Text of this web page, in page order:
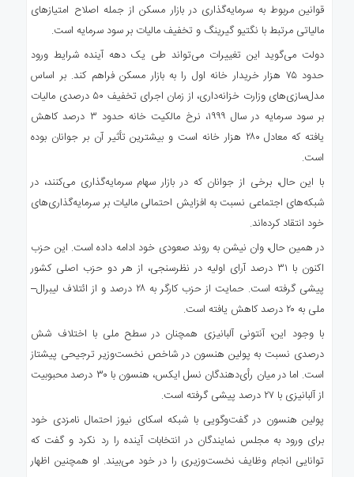
قوانین مربوط به سرمایه‌گذاری در بازار مسکن از جمله اصلاح امتیازهای
مالیاتی مرتبط با نگتیو گیرینگ و تخفیف مالیات بر سود سرمایه است.
دولت می‌گوید این تغییرات می‌تواند طی یک دهه آینده شرایط ورود
حدود ۷۵ هزار خریدار خانه اول را به بازار مسکن فراهم کند. بر اساس
مدل‌سازی‌های وزارت خزانه‌داری، از زمان اجرای تخفیف ۵۰ درصدی مالیات
بر سود سرمایه در سال ۱۹۹۹، نرخ مالکیت خانه حدود ۳ درصد کاهش
یافته که معادل ۲۸۰ هزار خانه است و بیشترین تأثیر آن بر جوانان بوده
است.
با این حال، برخی از جوانان که در بازار سهام سرمایه‌گذاری می‌کنند، در
شبکه‌های اجتماعی نسبت به افزایش احتمالی مالیات بر سرمایه‌گذاری‌های
خود انتقاد کرده‌اند.
در همین حال، وان نیشن به روند صعودی خود ادامه داده است. این حزب
اکنون با ۳۱ درصد آرای اولیه در نظرسنجی، از هر دو حزب اصلی کشور
پیشی گرفته است. حمایت از حزب کارگر به ۲۸ درصد و از ائتلاف لیبرال–
ملی به ۲۰ درصد کاهش یافته است.
با وجود این، آنتونی آلبانیزی همچنان در سطح ملی با اختلاف شش
درصدی نسبت به پولین هنسون در شاخص نخست‌وزیر ترجیحی پیشتاز
است. اما در میان رأی‌دهندگان نسل ایکس، هنسون با ۳۰ درصد محبوبیت
از آلبانیزی با ۲۷ درصد پیشی گرفته است.
پولین هنسون در گفت‌وگویی با شبکه اسکای نیوز احتمال نامزدی خود
برای ورود به مجلس نمایندگان در انتخابات آینده را رد نکرد و گفت که
توانایی انجام وظایف نخست‌وزیری را در خود می‌بیند. او همچنین اظهار